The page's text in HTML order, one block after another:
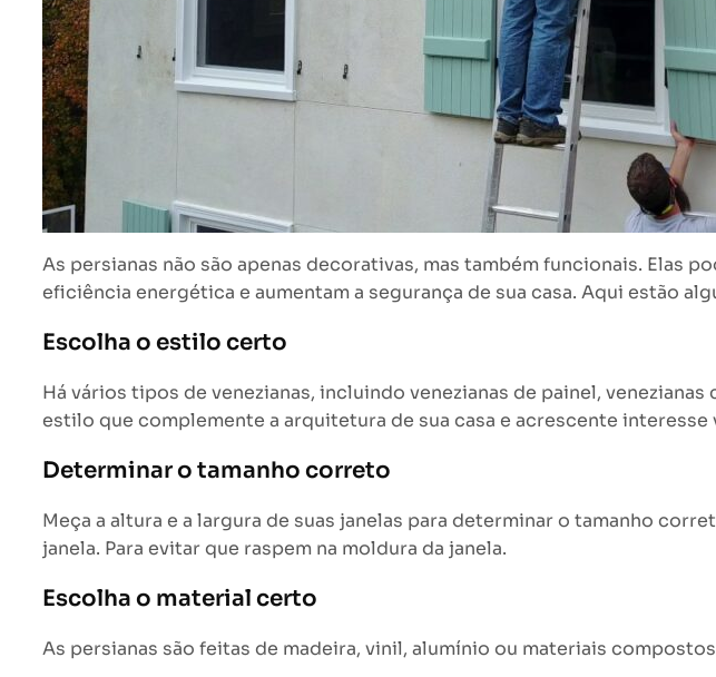
As persianas não são apenas decorativas, mas também funcionais. Elas
eficiência energética e aumentam a segurança de sua casa. Aqui estão
Escolha o estilo certo
Há vários tipos de venezianas, incluindo venezianas de painel,
estilo que complemente a arquitetura de sua casa e acrescente interesse
Determinar o tamanho correto
Meça a altura e a largura de suas janelas para determinar o tamanho
janela. Para evitar que raspem na moldura da janela.
Escolha o material certo
As persianas são feitas de madeira, vinil, alumínio ou materiais